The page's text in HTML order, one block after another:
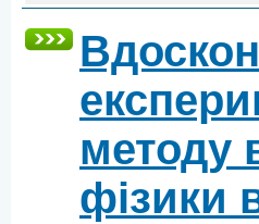
методу
фізики